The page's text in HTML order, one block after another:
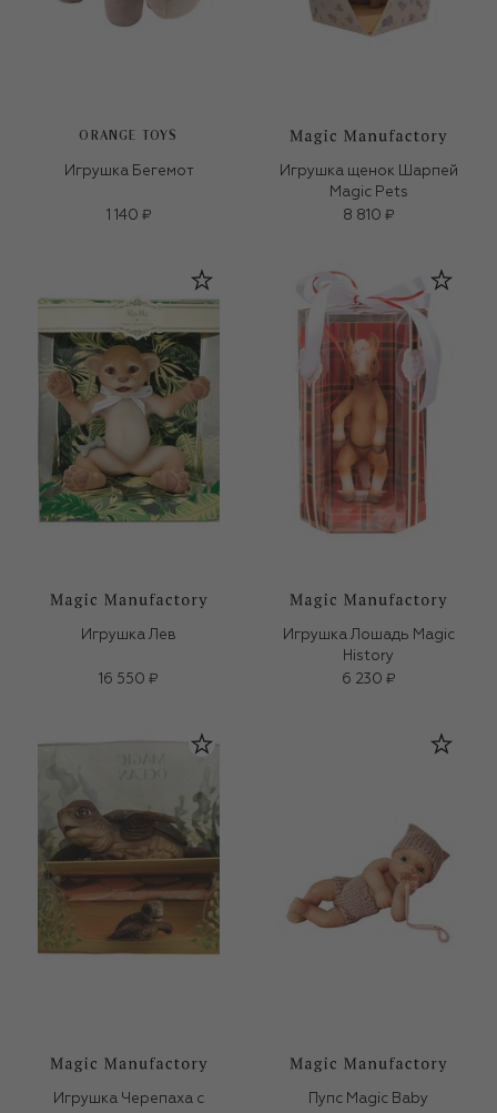
ORANGE TOYS
Игрушка Бегемот
1 140 ₽
Игрушка щенок Шарпей
Magic Pets
8 810 ₽
Игрушка Лев
16 550 ₽
Игрушка Лошадь Magic
History
6 230 ₽
Игрушка Черепаха с Пупс Magic Baby